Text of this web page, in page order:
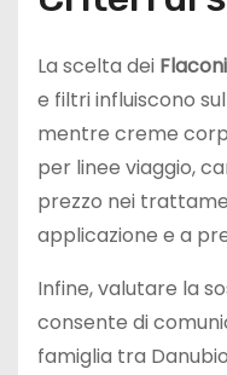
La scelta dei
e filtri influiscono
mentre creme
per linee viaggio,
prezzo nei
applicazione e a
Infine, valutare la
consente di
famiglia tra